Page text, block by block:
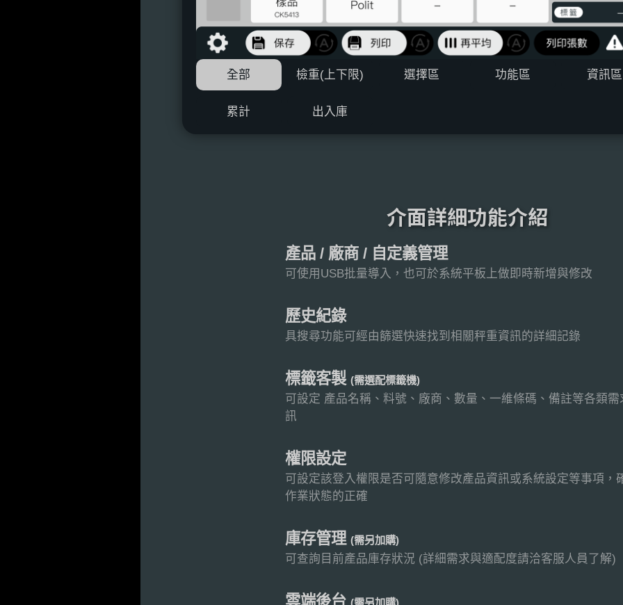
全部 檢重(上下限) 選擇區 功能區 資訊區
累計 出入庫
介面詳細功能介紹
產品 / 廠商 / 自定義管理
可使用USB批量導入，也可於系統平板上做即時新增與修改
歷史紀錄
具搜尋功能可經由篩選快速找到相關秤重資訊的詳細記錄
標籤客製 (需選配標籤機)
可設定 產品名稱、料號、廠商、數量、一維條碼、備註等各類需
訊
權限設定
可設定該登入權限是否可隨意修改產品資訊或系統設定等事項，
作業狀態的正確
庫存管理 (需另加購)
可查詢目前產品庫存狀況 (詳細需求與適配度請洽客服人員了解)
雲端後台 (需另加購)